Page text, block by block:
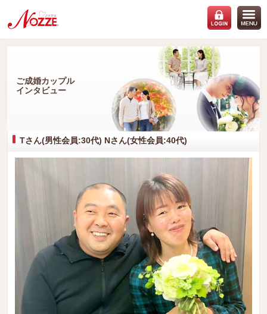
ご成婚カップル
インタビュー
Tさん(男性会員:30代) Nさん(女性会員:40代)